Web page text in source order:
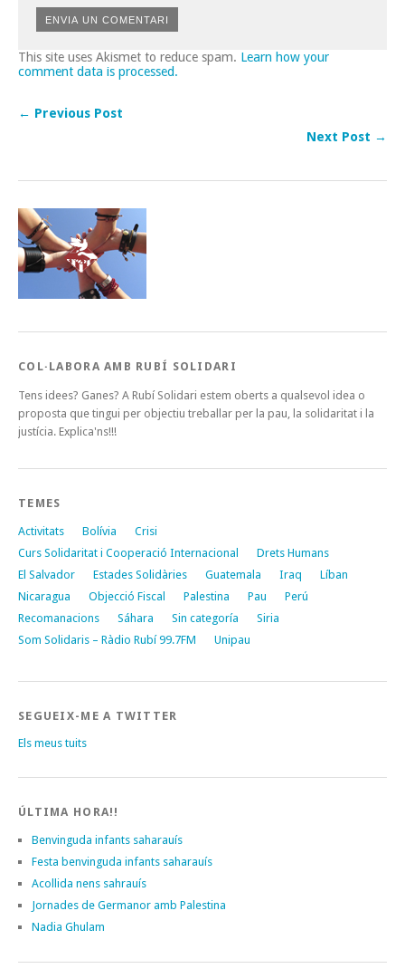
This site uses Akismet to reduce spam. Learn how your
comment data is processed.
← Previous Post
Next Post →
COL·LABORA AMB RUBÍ SOLIDARI
Tens idees? Ganes? A Rubí Solidari estem oberts a qualsevol idea o
proposta que tingui per objectiu treballar per la pau, la solidaritat i la
justícia. Explica'ns!!!
TEMES
Activitats Bolívia
Crisi
Curs Solidaritat i Cooperació Internacional
Drets Humans
El Salvador
Estades Solidàries Guatemala Iraq
Líban
Nicaragua
Objecció Fiscal Palestina Pau
Perú
Recomanacions
Sáhara Sin categoría
Siria
Som Solidaris – Ràdio Rubí 99.7FM
Unipau
SEGUEIX-ME A TWITTER
Els meus tuits
ÚLTIMA HORA!!
Benvinguda infants saharauís
Festa benvinguda infants saharauís
Acollida nens sahrauís
Jornades de Germanor amb Palestina
Nadia Ghulam